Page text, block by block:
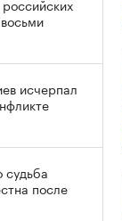
исчерпал
судьба
после